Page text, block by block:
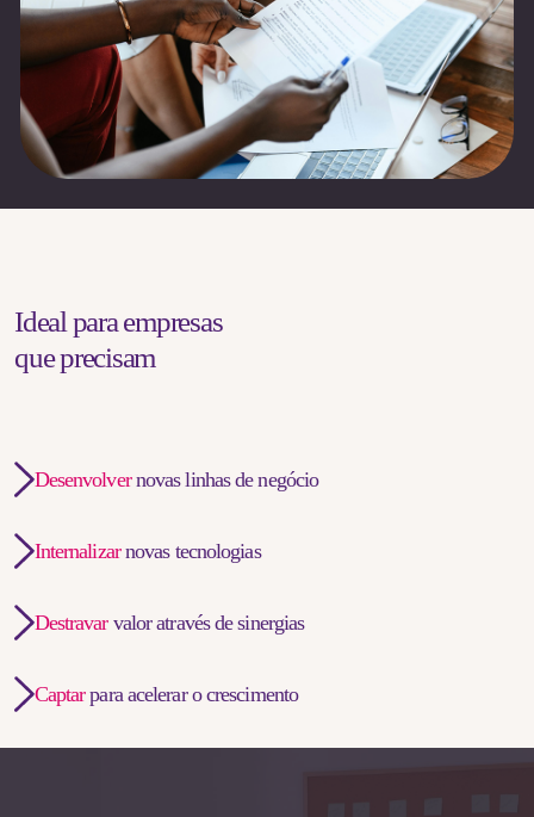
Ideal para empresas
que precisam
Desenvolvernovas linhas de negócio
Internalizarnovas tecnologias
Destravarvalor através de sinergias
Captarpara acelerar o crescimento